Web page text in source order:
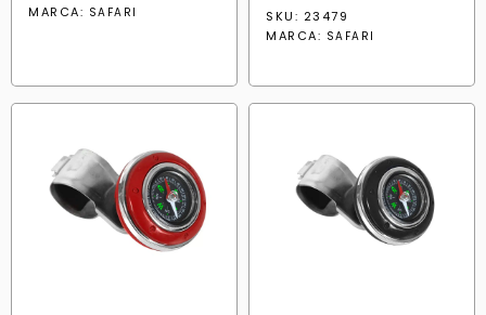
MARCA: SAFARI
SKU: 23479
MARCA: SAFARI